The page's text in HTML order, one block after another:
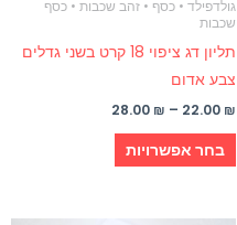
גולדפילד • כסף • זהב שכבות • כסף
שכבות
תליון דג ציפוי 18 קרט בשני גדלים
צבע אדום
22.00 ₪
–
28.00 ₪
בחר אפשרויות
המוצר